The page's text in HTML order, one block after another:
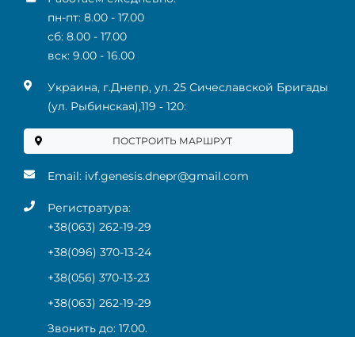
пн-пт: 8.00 - 17.00
сб: 8.00 - 17.00
вск: 9.00 - 16.00
Украина, г.Днепр, ул. 25 Сичеславской Бригады
(ул. Рыбинская),119 ‑ 120:
ПОСТРОИТЬ МАРШРУТ
Email: ivf.genesis.dnepr@gmail.com
Регистратура:
+38(063) 262-19-29
+38(096) 370-13-24
+38(056) 370-13-23
+38(063) 262-19-29
Звонить до: 17.00.